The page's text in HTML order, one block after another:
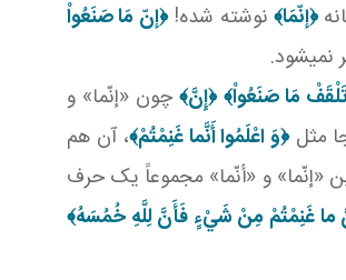
﴿إنّمَا﴾نوشته شده!﴿إنّ مَا صَنَعُواْ
نمي شود.
مَا صَنَعُواْ﴾ ﴿إِنَّ﴾ چون «إنّما» و
مثل﴿وَ اعْلَمُوا أَنَّما غَنِمْتُمْ﴾، آن هم
«إنّما» و «أنّما» مجموعاً يک حرف
ما غَنِمْتُمْ مِنْ شَيْ‏ءٍ فَأَنَّ لِلَّهِ خُمُسَهُ﴾